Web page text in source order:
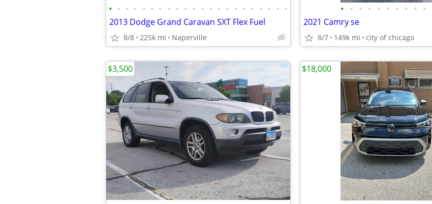
• • • • • • • • • • • • • • • • • • • • • •
2013 Dodge Grand Caravan SXT Flex Fuel
8/8 225k mi Naperville
• • • • • • • • • •
2021 Camry se
8/7 149k mi city of chicago
$3,500 $18,000